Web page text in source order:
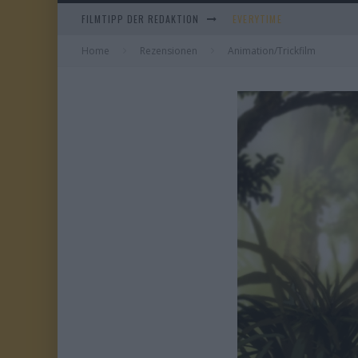
FILMTIPP DER REDAKTION EVERYTIME
WHAM! – 10 DAYS IN
DUELL IN DER SONNE
Home Rezensionen Animation/Trickfilm